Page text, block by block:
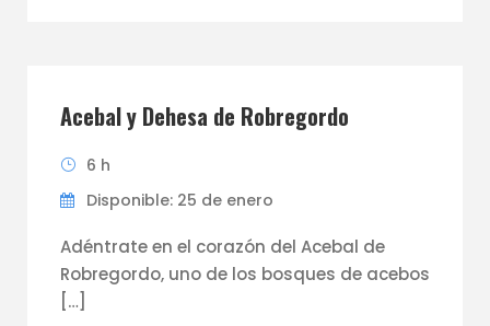
Acebal y Dehesa de Robregordo
6 h
Disponible: 25 de enero
Adéntrate en el corazón del Acebal de
Robregordo, uno de los bosques de acebos
[…]